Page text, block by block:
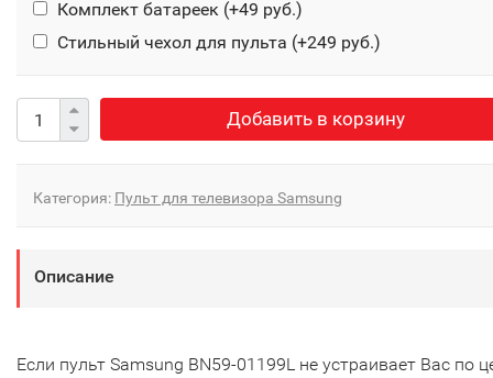
Комплект батареек (+49 руб.)
Стильный чехол для пульта (+249 руб.)
Добавить в корзину
Категория: Пульт для телевизора Samsung
Описание
Если пульт Samsung BN59-01199L не устраивает Вас по